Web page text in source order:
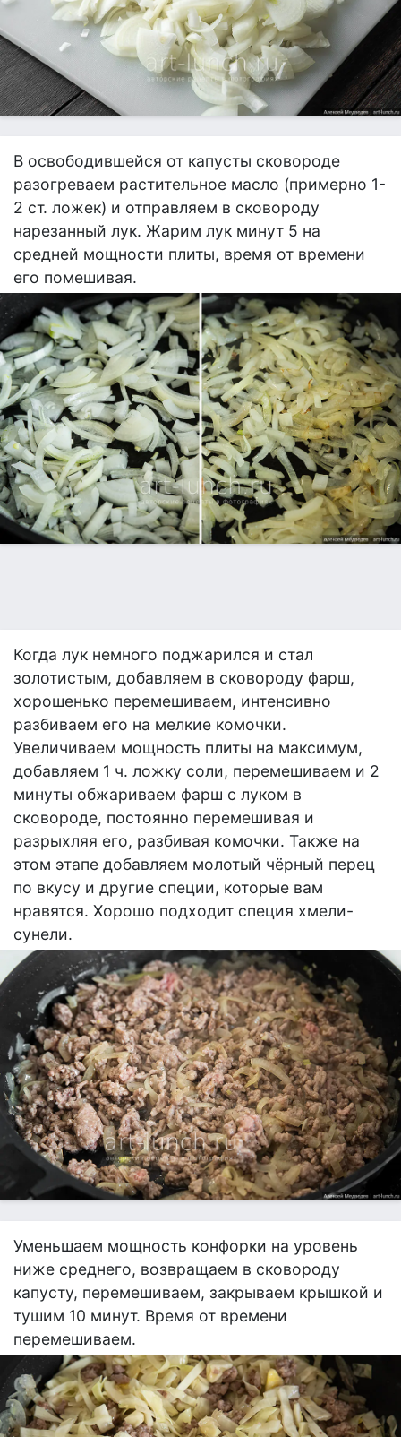
В освободившейся от капусты сковороде
разогреваем растительное масло (примерно 1-
2 ст. ложек) и отправляем в сковороду
нарезанный лук. Жарим лук минут 5 на
средней мощности плиты, время от времени
его помешивая.
Когда лук немного поджарился и стал
золотистым, добавляем в сковороду фарш,
хорошенько перемешиваем, интенсивно
разбиваем его на мелкие комочки.
Увеличиваем мощность плиты на максимум,
добавляем 1 ч. ложку соли, перемешиваем и 2
минуты обжариваем фарш с луком в
сковороде, постоянно перемешивая и
разрыхляя его, разбивая комочки. Также на
этом этапе добавляем молотый чёрный перец
по вкусу и другие специи, которые вам
нравятся. Хорошо подходит специя хмели-
сунели.
Уменьшаем мощность конфорки на уровень
ниже среднего, возвращаем в сковороду
капусту, перемешиваем, закрываем крышкой и
тушим 10 минут. Время от времени
перемешиваем.